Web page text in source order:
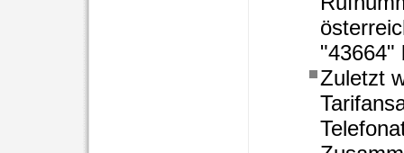
"43664"
Zuletzt